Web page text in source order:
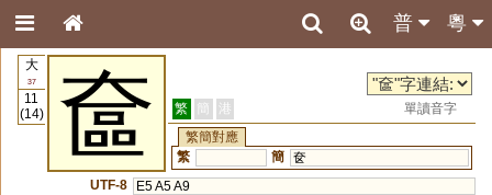
粵
普
大
37
11
(14)
奩 繁 簡 港
單讀音字
繁簡對應
繁
簡 奁
UTF-8
E5 A5 A9